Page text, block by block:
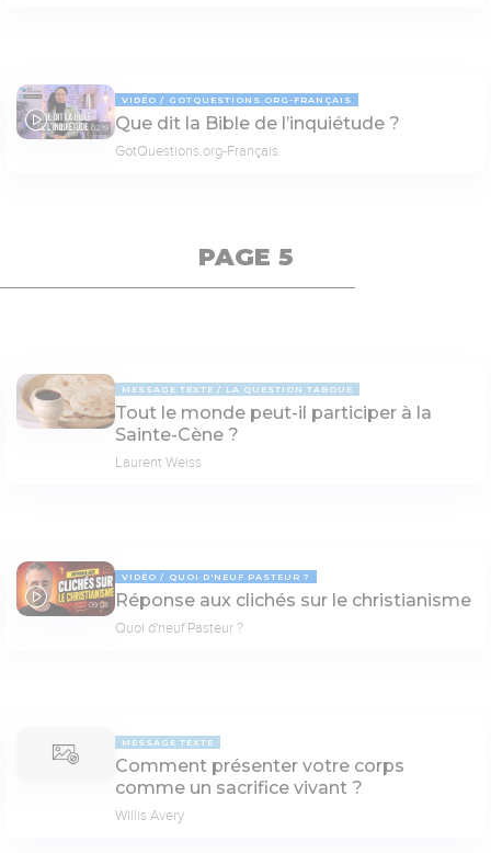
02:19
VIDÉO GOTQUESTIONS.ORG-FRANÇAIS
Que dit la Bible de l’inquiétude ?
GotQuestions.org-Français
PAGE 5
MESSAGE TEXTE LA QUESTION TABOUE
Tout le monde peut-il participer à la
Sainte-Cène ?
Laurent Weiss
09:03
VIDÉO QUOI D'NEUF PASTEUR ?
Réponse aux clichés sur le christianisme
Quoi d'neuf Pasteur ?
MESSAGE TEXTE
Comment présenter votre corps
comme un sacrifice vivant ?
Willis Avery